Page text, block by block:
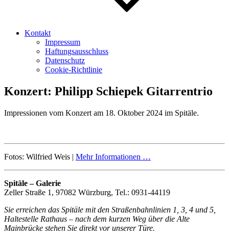
Kontakt
Impressum
Haftungsausschluss
Datenschutz
Cookie-Richtlinie
Konzert: Philipp Schiepek Gitarrentrio
Impressionen vom Konzert am 18. Oktober 2024 im Spitäle.
Fotos: Wilfried Weis | Mehr Informationen …
Spitäle – Galerie
Zeller Straße 1, 97082 Würzburg, Tel.: 0931-44119
Sie erreichen das Spitäle mit den Straßenbahnlinien 1, 3, 4 und 5,
Haltestelle Rathaus – nach dem kurzen Weg über die Alte
Mainbrücke stehen Sie direkt vor unserer Türe.